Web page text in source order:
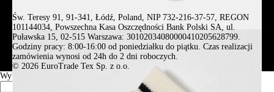
Św. Teresy 91, 91-341, Łódź, Poland, NIP 732-216-37-57, REGON
101144034, Powszechna Kasa Oszczędności Bank Polski SA, ul.
Puławska 15, 02-515 Warszawa: 30102034080000410205628799.
Godziny pracy: 8:00-16:00 od poniedziałku do piątku. Czas realizacji
zamówienia wynosi od 24h do 2 dni roboczych.
© 2026 EuroTrade Tex Sp. z o.o.
Wybierz miasta